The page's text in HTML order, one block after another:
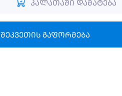
კალათაში დამატება
შეკვეთის გაფორმება